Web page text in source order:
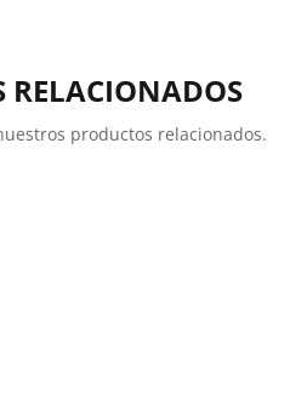
RELACIONADOS
productos relacionados.